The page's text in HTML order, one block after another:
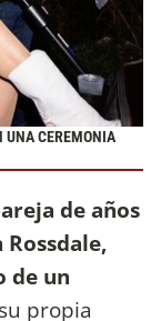
UNA CEREMONIA
de años
de un
propia